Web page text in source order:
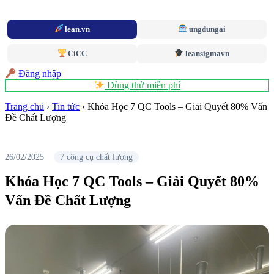
lean.vn ungdungai
CiCC leansigmavn
Đăng nhập
Dùng thử miễn phí
Trang chủ › Tin tức › Khóa Học 7 QC Tools – Giải Quyết 80% Vấn
Đề Chất Lượng
26/02/2025 7 công cụ chất lượng
Khóa Học 7 QC Tools – Giải Quyết 80%
Vấn Đề Chất Lượng